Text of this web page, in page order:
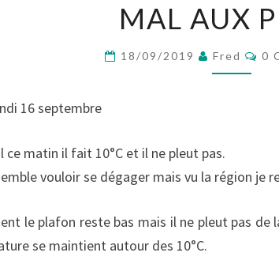
AUX
MAL AUX
18/09/2019 Fred 0
16 septembre
ce matin il fait 10°C et il ne pleut pas.
vouloir se dégager mais vu la région je
le plafon reste bas mais il ne pleut pas
se maintient autour des 10°C.